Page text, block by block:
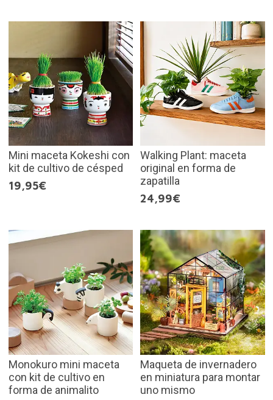
Mini maceta Kokeshi con
kit de cultivo de césped
19,95€
Walking Plant: maceta
original en forma de
zapatilla
24,99€
Monokuro mini maceta
con kit de cultivo en
forma de animalito
Maqueta de invernadero
en miniatura para montar
uno mismo